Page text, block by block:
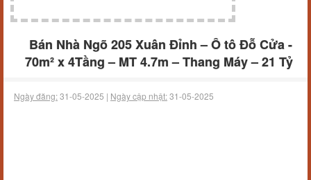
Bán Nhà Ngõ 205 Xuân Đỉnh – Ô tô Đỗ Cửa -
70m² x 4Tầng – MT 4.7m – Thang Máy – 21 Tỷ
Ngày đăng:31-05-2025 | Ngày cập nhật:31-05-2025